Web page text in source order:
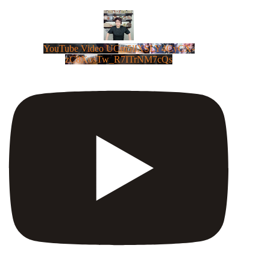
YouTube Video UCm5llXSLY4CyCX-
zC8XosTw_R7ITrNM7cQs